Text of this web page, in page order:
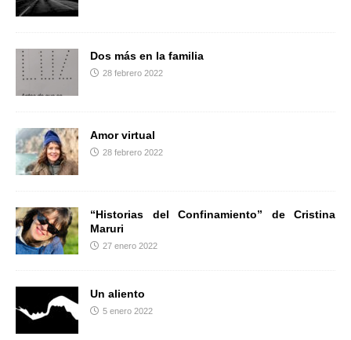
Dos más en la familia
28 febrero 2022
Amor virtual
28 febrero 2022
“Historias del Confinamiento” de Cristina
Maruri
27 enero 2022
Un aliento
5 enero 2022